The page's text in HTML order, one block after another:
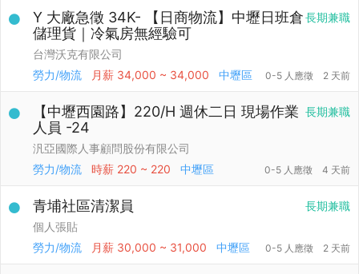
長期兼職
Y 大廠急徵 34K- 【日商物流】中壢日班倉
儲理貨｜冷氣房無經驗可
台灣沃克有限公司
勞力/物流
月薪 34,000 ~ 34,000 中壢區 0-5 人應徵 2 天前
長期兼職
【中壢西園路】220/H 週休二日 現場作業
人員 -24
汎亞國際人事顧問股份有限公司
勞力/物流
時薪 220 ~ 220 中壢區 0-5 人應徵 4 天前
長期兼職
青埔社區清潔員
個人張貼
勞力/物流
月薪 30,000 ~ 31,000 中壢區 0-5 人應徵 2 天前